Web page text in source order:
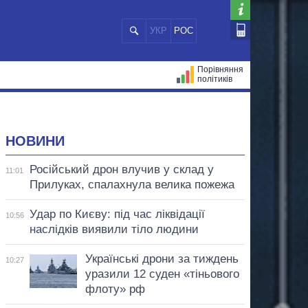
УКР РОС
Порівняння
політиків
НОВИНИ
11:01
Російський дрон влучив у склад у
Прилуках, спалахнула велика пожежа
10:56
Удар по Києву: під час ліквідації
наслідків виявили тіло людини
10:27
Українські дрони за тиждень
уразили 12 суден «тіньового
флоту» рф